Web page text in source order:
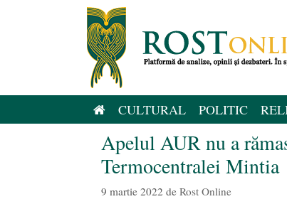
CULTURAL POLITIC
Apelul AUR nu a
Termocentralei Mintia
9 martie 2022 de Rost Online